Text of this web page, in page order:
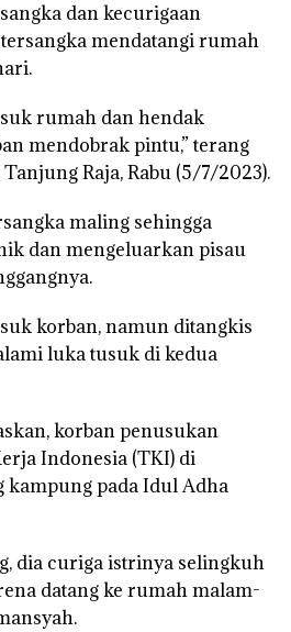
dan kecurigaan
mendatangi rumah
rumah dan hendak
mendobrak pintu,” terang
Raja, Rabu (5/7/2023).
maling sehingga
dan mengeluarkan pisau
korban, namun ditangkis
luka tusuk di kedua
korban penusukan
Indonesia (TKI) di
kampung pada Idul Adha
dia curiga istrinya selingkuh
datang ke rumah malam-